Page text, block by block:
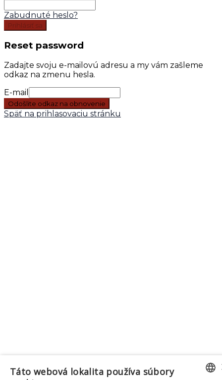
Zabudnuté heslo?
Prihlásiť sa
Reset password
Zadajte svoju e-mailovú adresu a my vám zašleme
odkaz na zmenu hesla.
E-mail
Odošlite odkaz na obnovenie
Späť na prihlasovaciu stránku
Táto webová lokalita používa súbory